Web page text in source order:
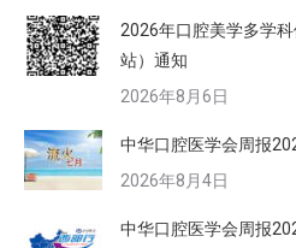
2026年口腔美学多学
站）通知
2026年8月6日
中华口腔医学会周报
2026年8月4日
中华口腔医学会周报